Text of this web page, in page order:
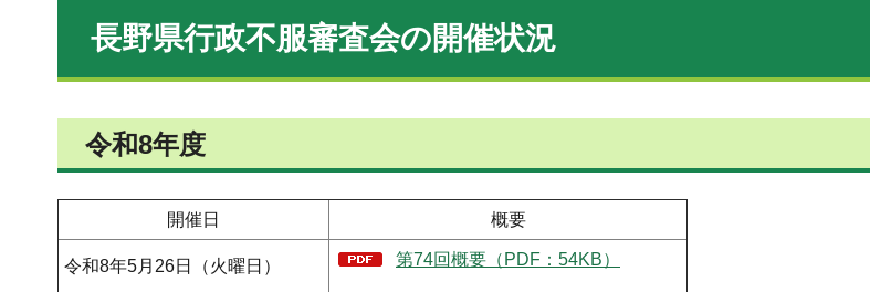
長野県行政不服審査会の開催状況
令和8年度
開催日 概要
令和8年5月26日（火曜日） 第74回概要（PDF：54KB）